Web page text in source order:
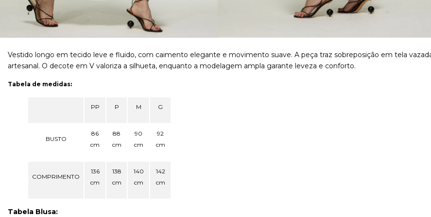
Vestido longo em tecido leve e fluido, com caimento elegante e movimento suave. A peça traz sobreposição em tela
artesanal. O decote em V valoriza a silhueta, enquanto a modelagem ampla garante leveza e conforto.
Tabela de medidas:
PP P M G
BUSTO
86
cm
88
cm
90
cm
92
cm
COMPRIMENTO
136
cm
138
cm
140
cm
142
cm
Tabela Blusa: